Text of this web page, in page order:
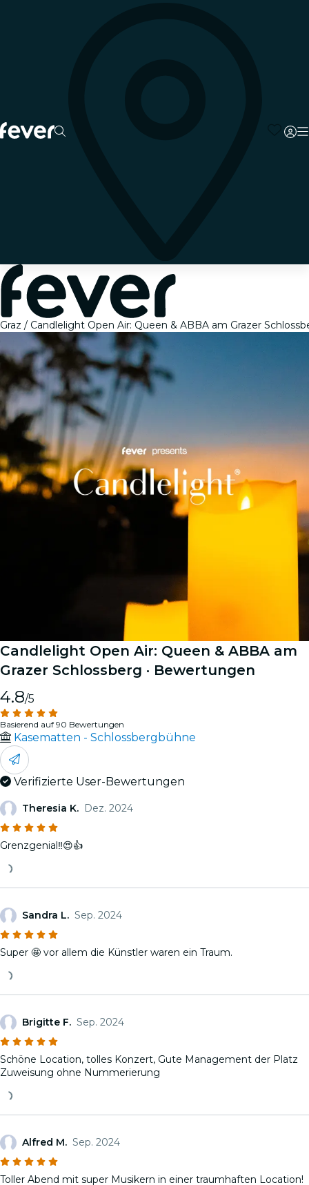
Graz Candlelight Open Air: Queen & ABBA am Grazer
Candlelight Open Air: Queen & ABBA am
Grazer Schlossberg · Bewertungen
4.8/5
Basierend auf 90 Bewertungen
Kasematten - Schlossbergbühne
Verifizierte User-Bewertungen
Theresia K. Dez. 2024
Grenzgenial‼️😍👍
Sandra L. Sep. 2024
Super 🤩 vor allem die Künstler waren ein Traum.
Brigitte F. Sep. 2024
Schöne Location, tolles Konzert, Gute Management der Platz
Zuweisung ohne Nummerierung
Alfred M. Sep. 2024
Toller Abend mit super Musikern in einer traumhaften Location!